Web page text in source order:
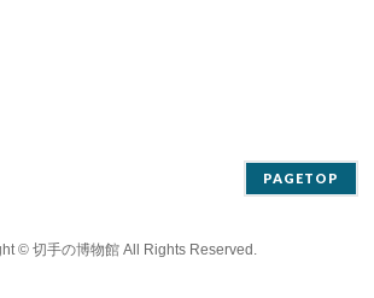
PAGETOP
© 切手の博物館All Rights Reserved.